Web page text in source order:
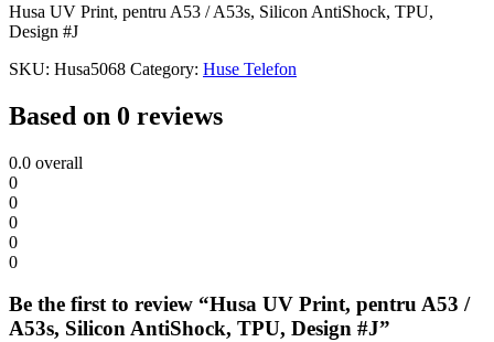
Husa UV Print, pentru A53 / A53s, Silicon AntiShock, TPU,
Design #J
SKU: Husa5068 Category: Huse Telefon
Based on 0 reviews
0.0 overall
0
0
0
0
0
Be the first to review “Husa UV Print, pentru A53 /
A53s, Silicon AntiShock, TPU, Design #J”